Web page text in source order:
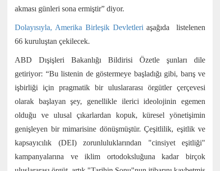
akması günleri sona ermiştir” diyor.
Dolayısıyla, Amerika Birleşik Devletleriaşağıda listelenen
66 kuruluştan çekilecek.
ABD Dışişleri Bakanlığı Bildirisi Özetle şunları dile
getiriyor: “Bu listenin de göstermeye başladığı gibi, barış ve
işbirliği için pragmatik bir uluslararası örgütler çerçevesi
olarak başlayan şey, genellikle ilerici ideolojinin egemen
olduğu ve ulusal çıkarlardan kopuk, küresel yönetişimin
genişleyen bir mimarisine dönüşmüştür. Çeşitlilik, eşitlik ve
kapsayıcılık (DEI) zorunluluklarından "cinsiyet eşitliği"
kampanyalarına ve iklim ortodoksluğuna kadar birçok